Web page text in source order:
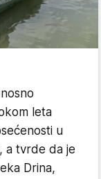
leta
u
a tvrde da je
Drina,